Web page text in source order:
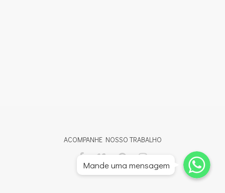
ACOMPANHE NOSSO TRABALHO
Whatsapp
Whatsapp
Whatsapp
Mande uma mensagem